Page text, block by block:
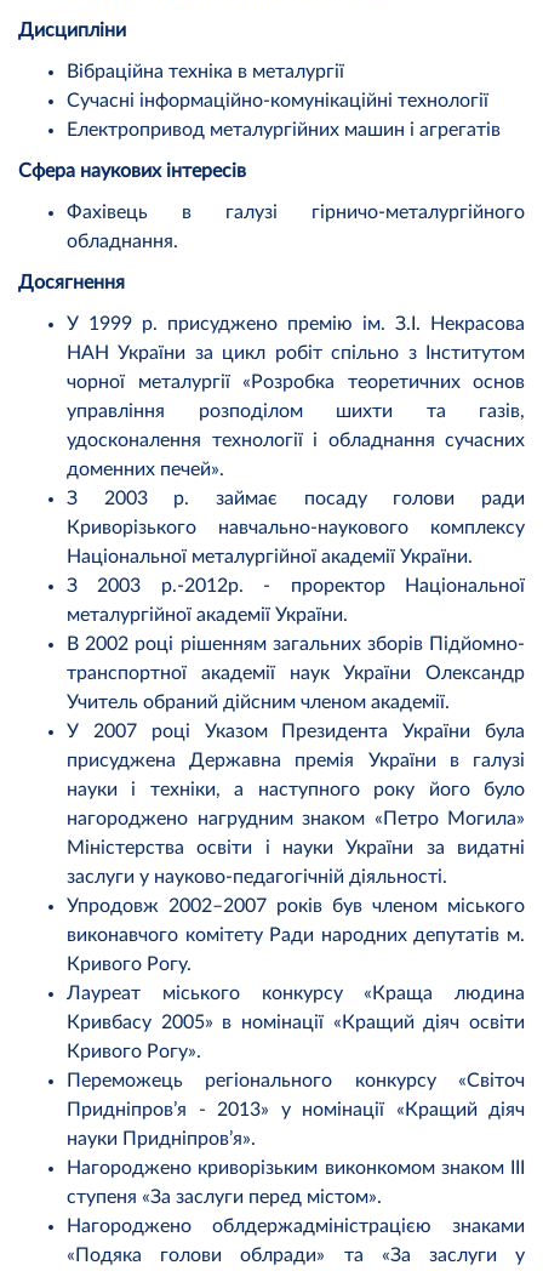
Дисципліни
Вібраційна техніка в металургії
Сучасні інформаційно-комунікаційні технології
Електропривод металургійних машин і агрегатів
Сфера наукових інтересів
Фахівець в галузі гірничо-металургійного
обладнання.
Досягнення
У 1999 р. присуджено премію ім. З.І. Некрасова
НАН України за цикл робіт спільно з Інститутом
чорної металургії «Розробка теоретичних основ
управління розподілом шихти та газів,
удосконалення технології і обладнання сучасних
доменних печей».
З 2003 р. займає посаду голови ради
Криворізького навчально-наукового комплексу
Національної металургійної академії України.
З 2003 р.-2012р. - проректор Національної
металургійної академії України.
В 2002 році рішенням загальних зборів Підйомно-
транспортної академії наук України Олександр
Учитель обраний дійсним членом академії.
У 2007 році Указом Президента України була
присуджена Державна премія України в галузі
науки і техніки, а наступного року його було
нагороджено нагрудним знаком «Петро Могила»
Міністерства освіти і науки України за видатні
заслуги у науково-педагогічній діяльності.
Упродовж 2002–2007 років був членом міського
виконавчого комітету Ради народних депутатів м.
Кривого Рогу.
Лауреат міського конкурсу «Краща людина
Кривбасу 2005» в номінації «Кращий діяч освіти
Кривого Рогу».
Переможець регіонального конкурсу «Світоч
Придніпров’я - 2013» у номінації «Кращий діяч
науки Придніпров’я».
Нагороджено криворізьким виконкомом знаком ІІІ
ступеня «За заслуги перед містом».
Нагороджено облдержадміністрацією знаками
«Подяка голови облради» та «За заслуги у